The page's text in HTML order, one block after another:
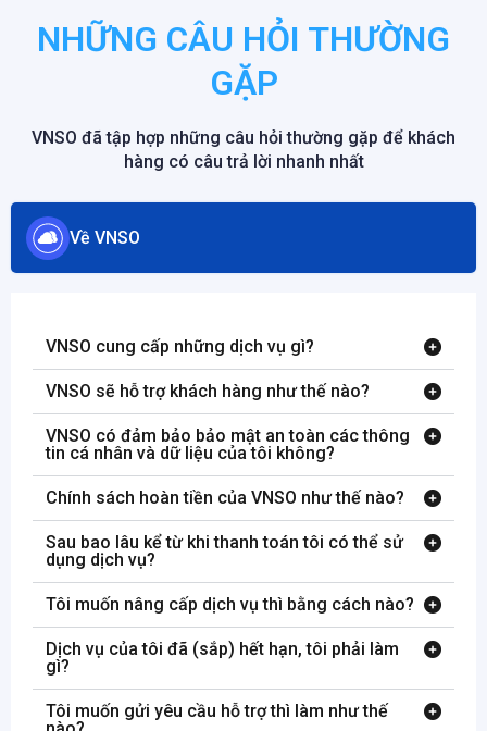
NHỮNG CÂU HỎI THƯỜNG
GẶP
VNSO đã tập hợp những câu hỏi thường gặp để khách
hàng có câu trả lời nhanh nhất
Về VNSO
VNSO cung cấp những dịch vụ gì?
VNSO sẽ hỗ trợ khách hàng như thế nào?
VNSO có đảm bảo bảo mật an toàn các thông
tin cá nhân và dữ liệu của tôi không?
Chính sách hoàn tiền của VNSO như thế nào?
Sau bao lâu kể từ khi thanh toán tôi có thể sử
dụng dịch vụ?
Tôi muốn nâng cấp dịch vụ thì bằng cách nào?
Dịch vụ của tôi đã (sắp) hết hạn, tôi phải làm
gì?
Tôi muốn gửi yêu cầu hỗ trợ thì làm như thế